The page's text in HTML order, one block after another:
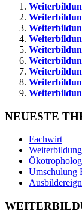
NEUESTE
Fachwirt
Umschulung